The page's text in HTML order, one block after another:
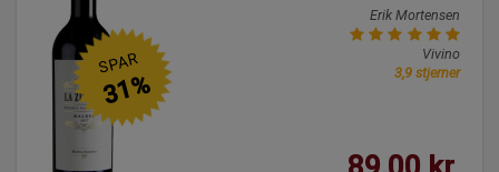
Erik Mortensen
Vivino
3,9 stjerner
SPAR
31%